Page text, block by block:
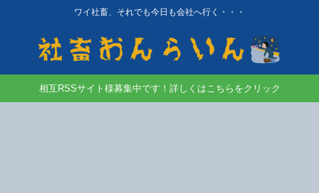
ワイ社畜、それでも今日も会社へ行く・・・
相互RSSサイト様募集中です！詳しくはこちらをクリック